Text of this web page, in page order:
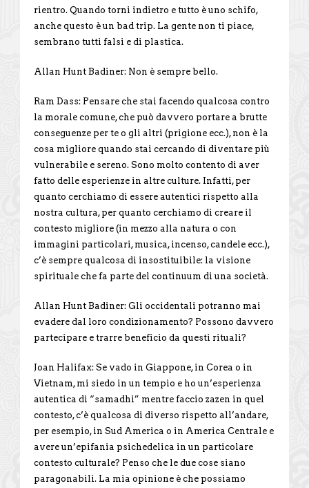
rientro. Quando torni indietro e tutto è uno schifo,
anche questo è un bad trip. La gente non ti piace,
sembrano tutti falsi e di plastica.
Allan Hunt Badiner: Non è sempre bello.
Ram Dass: Pensare che stai facendo qualcosa contro
la morale comune, che può davvero portare a brutte
conseguenze per te o gli altri (prigione ecc.), non è la
cosa migliore quando stai cercando di diventare più
vulnerabile e sereno. Sono molto contento di aver
fatto delle esperienze in altre culture. Infatti, per
quanto cerchiamo di essere autentici rispetto alla
nostra cultura, per quanto cerchiamo di creare il
contesto migliore (in mezzo alla natura o con
immagini particolari, musica, incenso, candele ecc.),
c’è sempre qualcosa di insostituibile: la visione
spirituale che fa parte del continuum di una società.
Allan Hunt Badiner: Gli occidentali potranno mai
evadere dal loro condizionamento? Possono davvero
partecipare e trarre beneficio da questi rituali?
Joan Halifax: Se vado in Giappone, in Corea o in
Vietnam, mi siedo in un tempio e ho un’esperienza
autentica di “samadhi” mentre faccio zazen in quel
contesto, c’è qualcosa di diverso rispetto all’andare,
per esempio, in Sud America o in America Centrale e
avere un’epifania psichedelica in un particolare
contesto culturale? Penso che le due cose siano
paragonabili. La mia opinione è che possiamo